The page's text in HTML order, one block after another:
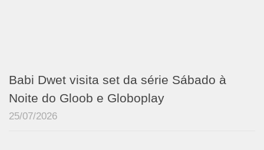
Babi Dwet visita set da série Sábado à
Noite do Gloob e Globoplay
25/07/2026